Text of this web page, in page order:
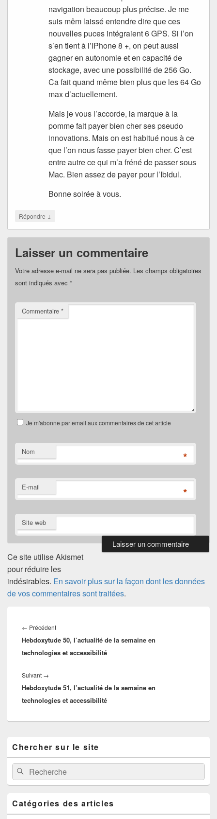
navigation beaucoup plus précise. Je me
suis mêm laissé entendre dire que ces
nouvelles puces intégraient 6 GPS. Si l’on
s’en tient à l’IPhone 8 +, on peut aussi
gagner en autonomie et en capacité de
stockage, avec une possibilité de 256 Go.
Ca fait quand même bien plus que les 64 Go
max d’actuellement.
Mais je vous l’accorde, la marque à la
pomme fait payer bien cher ses pseudo
innovations. Mais on est habitué nous à ce
que l’on nous fasse payer bien cher. C’est
entre autre ce qui m’a fréné de passer sous
Mac. Bien assez de payer pour l’Ibidul.
Bonne soirée à vous.
Répondre ↓
Laisser un commentaire
Votre adresse e-mail ne sera pas publiée. Les champs obligatoires
sont indiqués avec *
Commentaire *
Je m'abonne par email aux commentaires de cet article
Nom *
E-mail *
Site web
Ce site utilise Akismet
pour réduire les
indésirables. En savoir plus sur la façon dont les données
de vos commentaires sont traitées.
de
l’article
← PrécédentArticle
précédent :
Hebdoxytude 50, l’actualité de la semaine en
technologies et accessibilité
Suivant →
suivant :
Hebdoxytude 51, l’actualité de la semaine en
technologies et accessibilité
principale
de
widget
pour
la
latérale
Chercher sur le site
Recherche :Rechercher
Catégories des articles